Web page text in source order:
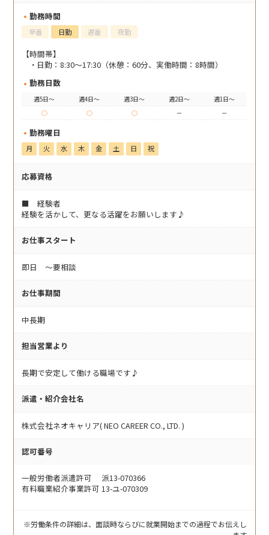
勤務時間
早番 日勤 遅番 夜勤
【時間帯】
日勤：8:30～17:30（休憩：60分、実働時間：8時間）
勤務日数
週5日～ 週4日～ 週3日～ 週2日～
週1日～
○
○ ○ － －
勤務曜日
月 火 水 木 金 土 日 祝
応募資格
■ 経験者
経験を活かして、更なる活躍をお願いします♪
お仕事スタート
即日 〜要相談
お仕事期間
中長期
担当営業より
長期で安定して働ける職場です♪
派遣・紹介会社名
株式会社ネオキャリア( NEO CAREER CO., LTD. )
認可番号
一般労働者派遣許可 派13-070366
有料職業紹介事業許可 13-ユ-070309
※労働条件の詳細は、面談時ならびに就業開始までの過程でお伝えし